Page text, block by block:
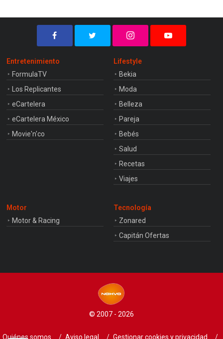
Entretenimiento
FormulaTV
Los Replicantes
eCartelera
eCartelera México
Movie'n'co
Lifestyle
Bekia
Moda
Belleza
Pareja
Bebés
Salud
Recetas
Viajes
Motor
Motor & Racing
Tecnología
Zonared
Capitán Ofertas
© 2007 - 2026
Quiénes somos Aviso legal Gestionar cookies y privacidad